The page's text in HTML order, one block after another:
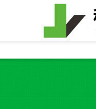
全国统一